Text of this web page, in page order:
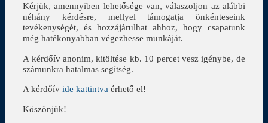
Kérjük, amennyiben lehetősége van, válaszoljon az alábbi
néhány kérdésre, mellyel támogatja önkénteseink
tevékenységét, és hozzájárulhat ahhoz, hogy csapatunk
még hatékonyabban végezhesse munkáját.
A kérdőív anonim, kitöltése kb. 10 percet vesz igénybe, de
számunkra hatalmas segítség.
A kérdőívide kattintva érhető el!
Köszönjük!